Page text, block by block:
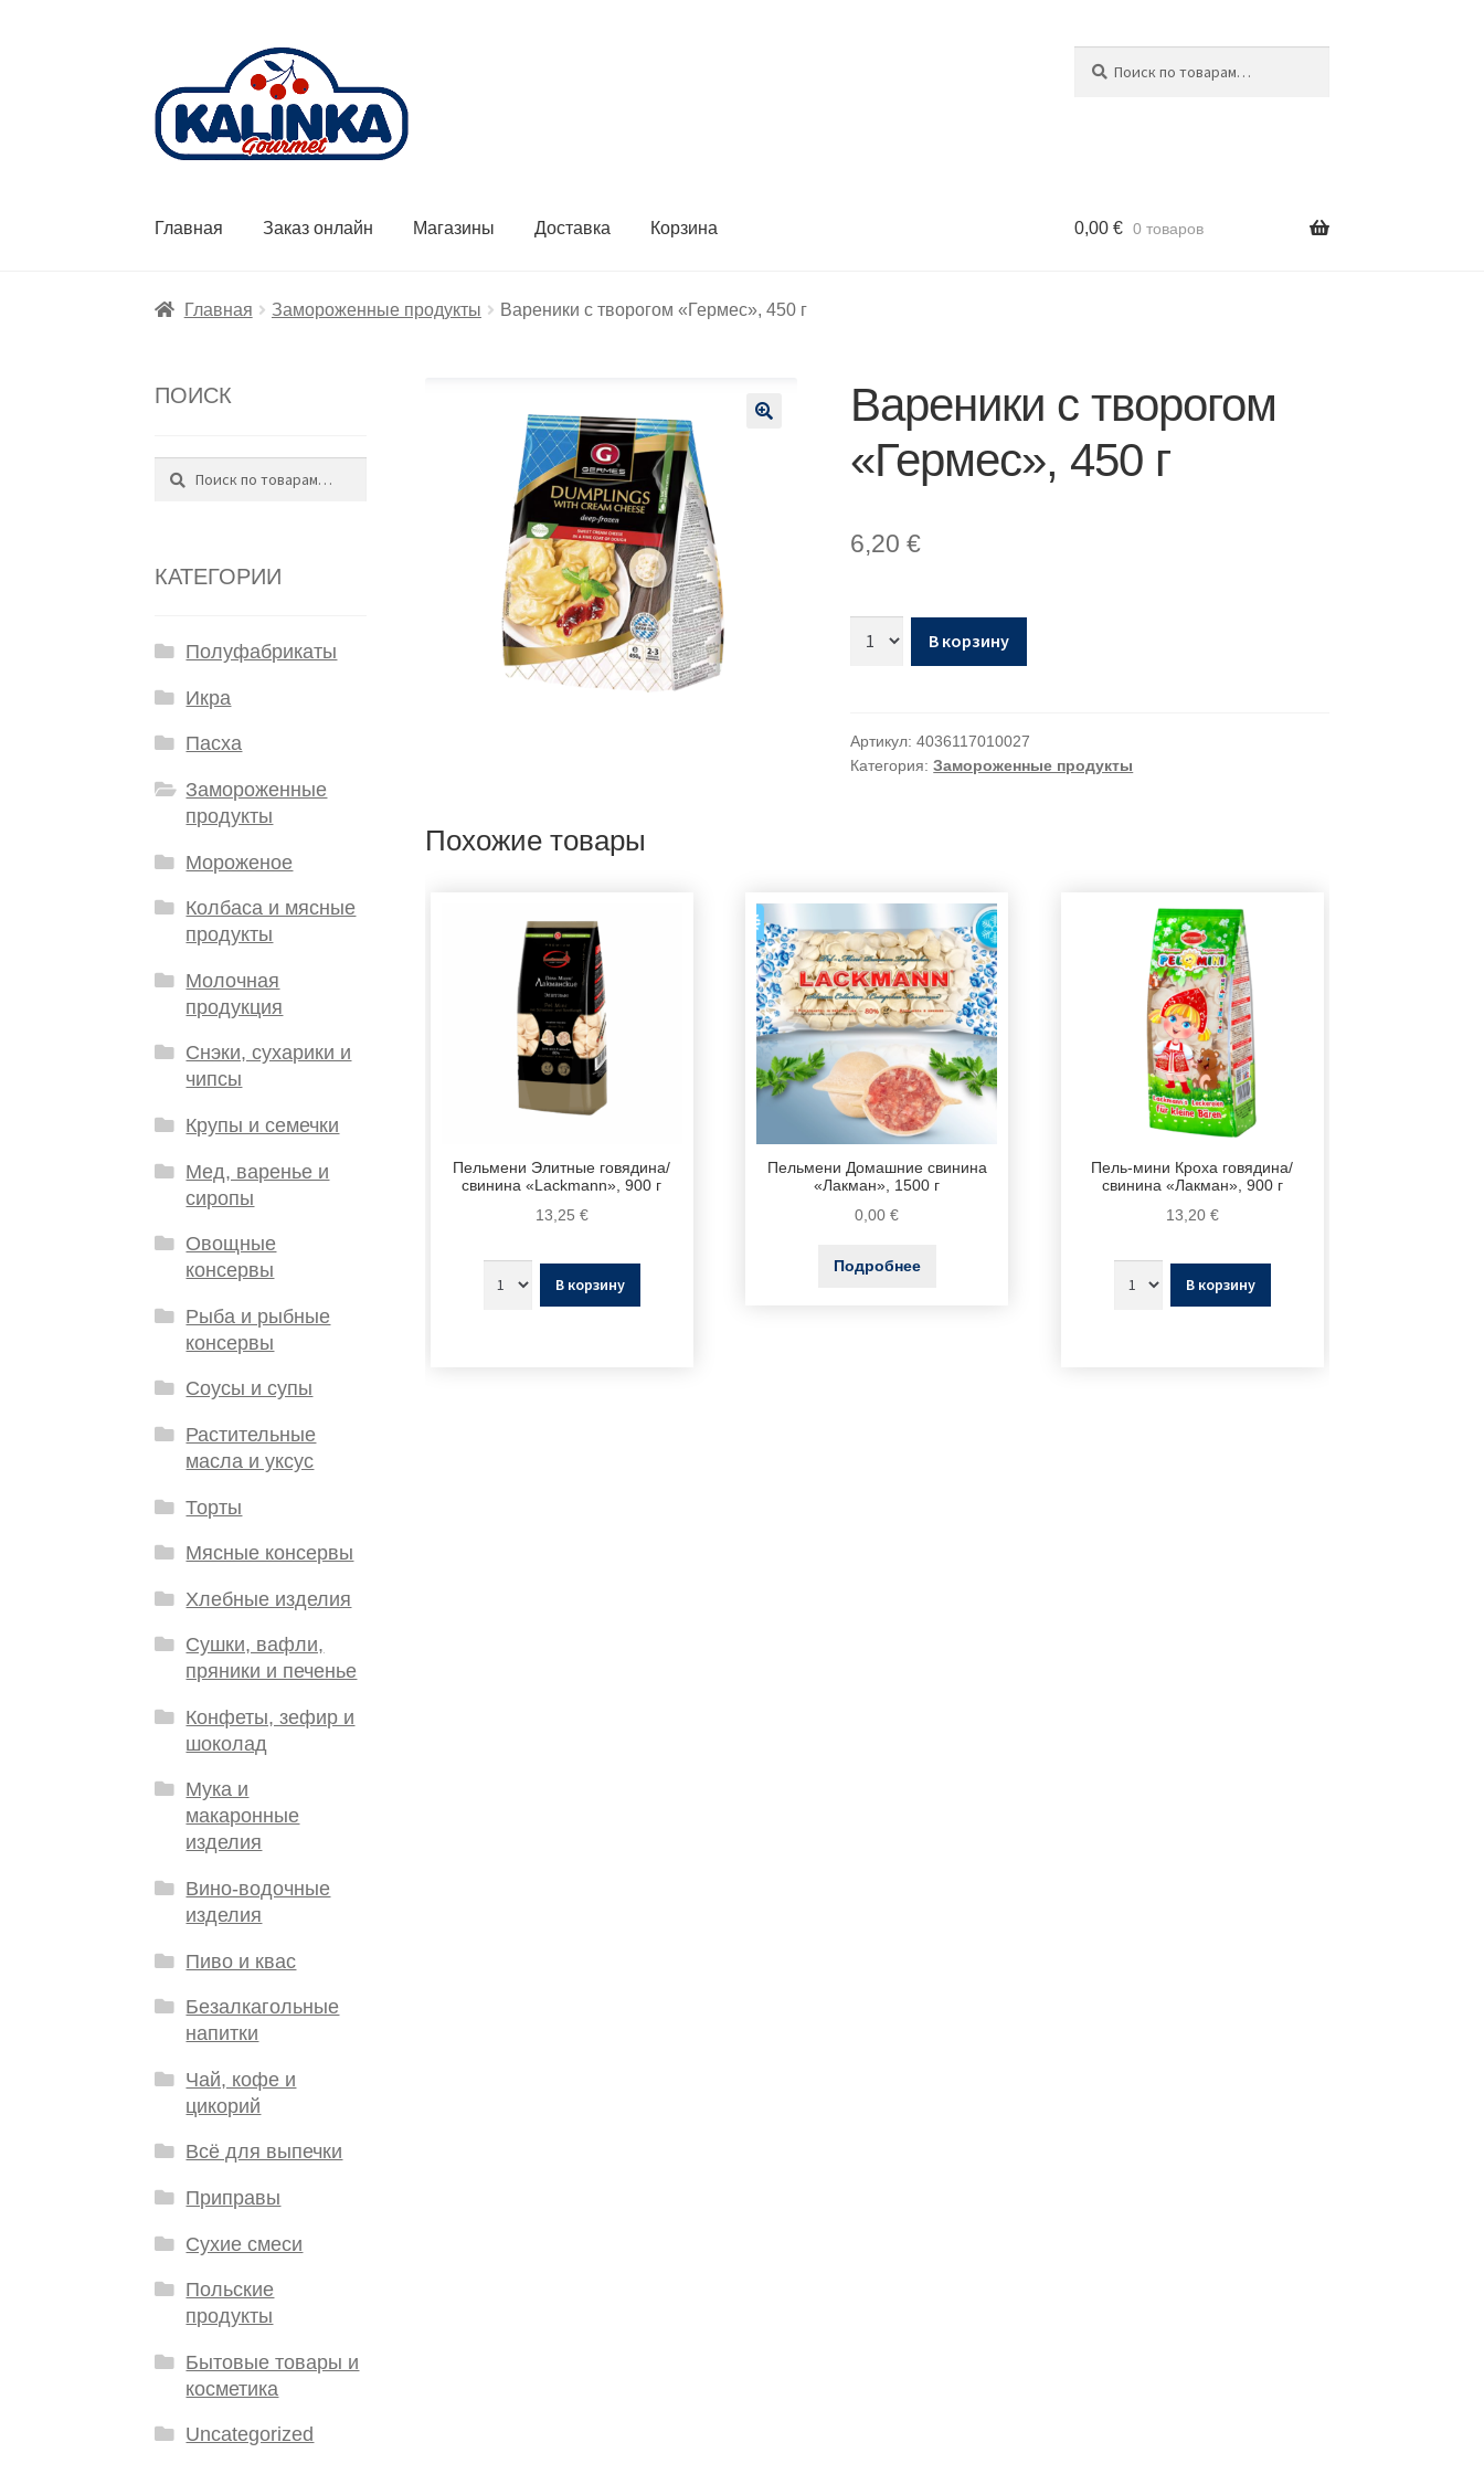
навигации
содержимому
Главная Заказ онлайн Магазины Доставка Корзина 0,00 € 0 товаров
Главная Замороженные продукты Вареники с творогом «Гермес», 450 г
Вареники с творогом
«Гермес», 450 г
6,20€
В корзину
Артикул:4036117010027
Категория:Замороженные продукты
Похожие товары
Пельмени Элитные говядина/
свинина «Lackmann», 900 г
13,25 €
В корзину
Пельмени Домашние свинина
«Лакман», 1500 г
0,00€
Подробнее
Пель-мини Кроха говядина/
свинина «Лакман», 900 г
13,20 €
В корзину
ПОИСК
Искать:
Поиск
КАТЕГОРИИ
Полуфабрикаты
Икра
Пасха
Замороженные
продукты
Мороженое
Колбаса и мясные
продукты
Молочная
продукция
Снэки, сухарики и
чипсы
Крупы и семечки
Мед, варенье и
сиропы
Овощные
консервы
Рыба и рыбные
консервы
Соусы и супы
Растительные
масла и уксус
Торты
Мясные консервы
Хлебные изделия
Сушки, вафли,
пряники и печенье
Конфеты, зефир и
шоколад
Мука и
макаронные
изделия
Вино-водочные
изделия
Пиво и квас
Безалкагольные
напитки
Чай, кофе и
цикорий
Всё для выпечки
Приправы
Сухие смеси
Польские
продукты
Бытовые товары и
косметика
Uncategorized